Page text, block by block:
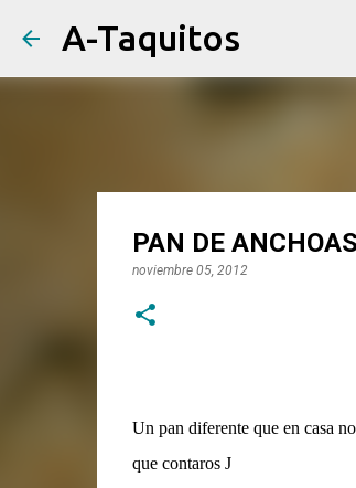
A-Taquitos
PAN DE
noviembre 05, 2012
Un pan diferente que en casa
que contaros J